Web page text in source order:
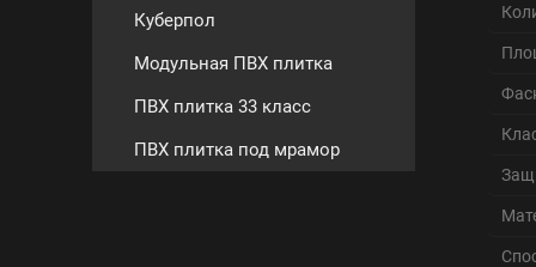
Куберпол
Модульная ПВХ плитка
ПВХ плитка 33 класс
ПВХ плитка под мрамор